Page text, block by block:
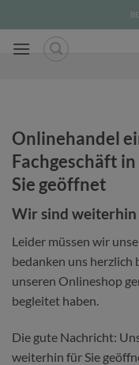
Inhalt
springen
Onlinehandel
Fachgeschäft
Sie geöffnet
Wir sind weiterhin
Leider müssen wir
bedanken uns herzlich
unseren Onlineshop
begleitet haben.
Die gute Nachricht:
weiterhin für Sie